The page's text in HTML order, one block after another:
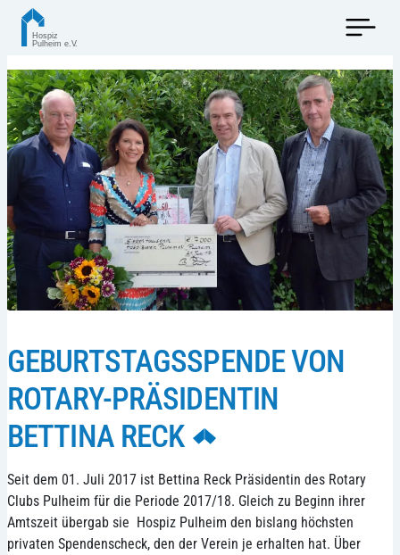
GEBURTSTAGSSPENDE VON
ROTARY-PRÄSIDENTIN
BETTINA RECK
Seit dem 01. Juli 2017 ist Bettina Reck Präsidentin des Rotary
Clubs Pulheim für die Periode 2017/18. Gleich zu Beginn ihrer
Amtszeit übergab sie Hospiz Pulheim den bislang höchsten
privaten Spendenscheck, den der Verein je erhalten hat. Über